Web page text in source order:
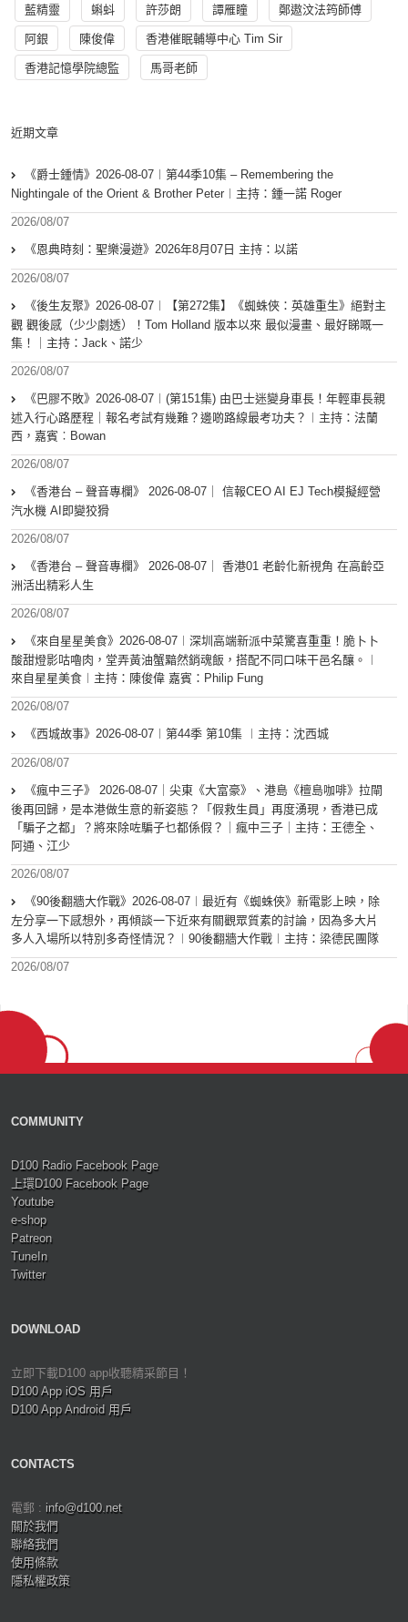
藍精靈 蝌蚪 許莎朗 譚雁瞳 鄭遨汶法筠師傅
阿銀 陳俊偉 香港催眠輔導中心 Tim Sir
香港記憶學院總監 馬哥老師
近期文章
《爵士鍾情》2026-08-07︱第44季10集 – Remembering the
Nightingale of the Orient & Brother Peter︱主持：鍾一諾 Roger
2026/08/07
《恩典時刻：聖樂漫遊》2026年8月07日 主持：以諾
2026/08/07
《後生友聚》2026-08-07︱【第272集】《蜘蛛俠：英雄重生》絕對主
觀 觀後感（少少劇透）！Tom Holland 版本以來 最似漫畫、最好睇嘅一
集！｜主持：Jack、諾少
2026/08/07
《巴膠不敗》2026-08-07︱(第151集) 由巴士迷變身車長！年輕車長親
述入行心路歷程｜報名考試有幾難？邊啲路線最考功夫？︱主持：法蘭
西，嘉賓︰Bowan
2026/08/07
《香港台 – 聲音專欄》 2026-08-07｜ 信報CEO AI EJ Tech模擬經營
汽水機 AI即變狡猾
2026/08/07
《香港台 – 聲音專欄》 2026-08-07｜ 香港01 老齡化新視角 在高齡亞
洲活出精彩人生
2026/08/07
《來自星星美食》2026-08-07︱深圳高端新派中菜驚喜重重！脆卜卜
酸甜燈影咕嚕肉，堂弄黃油蟹黯然銷魂飯，搭配不同口味干邑名釀。︱
來自星星美食︱主持：陳俊偉 嘉賓：Philip Fung
2026/08/07
《西城故事》2026-08-07︱第44季 第10集 ︱主持：沈西城
2026/08/07
《瘋中三子》 2026-08-07｜尖東《大富豪》、港島《檀島咖啡》拉閘
後再回歸，是本港做生意的新姿態？「假救生員」再度湧現，香港已成
「騙子之都」？將來除咗騙子乜都係假？｜瘋中三子｜主持：王德全、
阿通、江少
2026/08/07
《90後翻牆大作戰》2026-08-07︱最近有《蜘蛛俠》新電影上映，除
左分享一下感想外，再傾談一下近來有關觀眾質素的討論，因為多大片
多人入場所以特別多奇怪情況？︱90後翻牆大作戰︱主持：梁德民團隊
2026/08/07
COMMUNITY
D100 Radio Facebook Page
上環D100 Facebook Page
Youtube
e-shop
Patreon
TuneIn
Twitter
DOWNLOAD
立即下載D100 app收聽精采節目！
D100 App iOS 用戶
D100 App Android 用戶
CONTACTS
電郵 : info@d100.net
關於我們
聯絡我們
使用條款
隱私權政策